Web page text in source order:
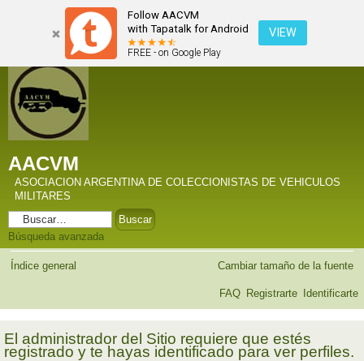
Follow AACVM
with Tapatalk for Android
FREE - on Google Play
VIEW
AACVM
ASOCIACION ARGENTINA DE COLECCIONISTAS DE VEHICULOS
MILITARES
Búsqueda avanzada
Índice general Cambiar tamaño de la fuente
FAQ Registrarte Identificarte
El administrador del Sitio requiere que estés
registrado y te hayas identificado para ver perfiles.